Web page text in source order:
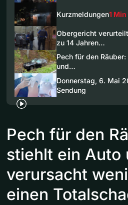
Kurzmeldungen1 Min
Obergericht
zu 14 Jahren…
Pech für den
und…
Donnerstag, 6. Mai
Sendung
Pech für den
stiehlt ein Auto
verursacht
einen